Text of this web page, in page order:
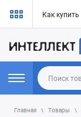
Как купить
Главная Товары